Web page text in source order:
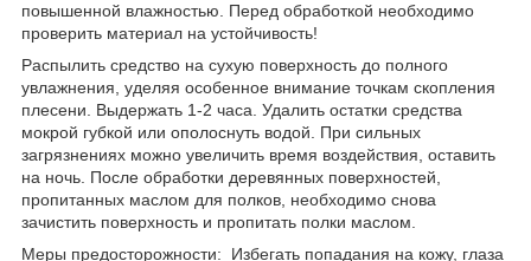
повышенной влажностью. Перед обработкой необходимо
проверить материал на устойчивость!
Распылить средство на сухую поверхность до полного
увлажнения, уделяя особенноe внимание точкам скопления
плесени. Выдержать 1-2 часа. Удалить остатки средства
мокрой губкой или ополоснуть водой. При сильных
загрязнениях можно увеличить время воздействия, оставить
на ночь. После обработки деревянных поверхностей,
пропитанных маслом для полков, необходимо снова
зачистить поверхность и пропитать полки маслом.
Меры предосторожности: Избегать попадания на кожу, глаза